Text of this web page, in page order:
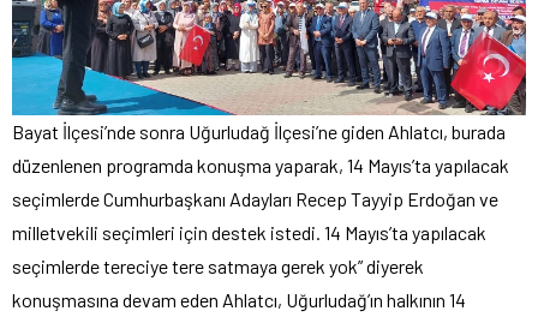
Bayat İlçesi’nde sonra Uğurludağ İlçesi’ne giden Ahlatcı, burada
düzenlenen programda konuşma yaparak, 14 Mayıs’ta yapılacak
seçimlerde Cumhurbaşkanı Adayları Recep Tayyip Erdoğan ve
milletvekili seçimleri için destek istedi. 14 Mayıs’ta yapılacak
seçimlerde tereciye tere satmaya gerek yok” diyerek
konuşmasına devam eden Ahlatcı, Uğurludağ’ın halkının 14